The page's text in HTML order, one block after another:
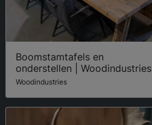
Boomstamtafels en
onderstellen | Woodindustries
Woodindustries